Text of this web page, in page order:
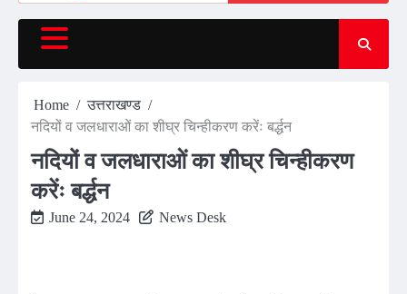
Home
उत्तराखण्ड
नदियों व जलधाराओं का शीघ्र चिन्हीकरण करेंः बर्द्धन
नदियों व जलधाराओं का शीघ्र चिन्हीकरण
करेंः बर्द्धन
June 24, 2024 News Desk